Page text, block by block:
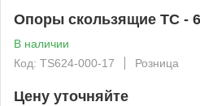
Опоры скользящие ТС -
В наличии
Код: TS624-000-17
Розница
Цену уточняйте